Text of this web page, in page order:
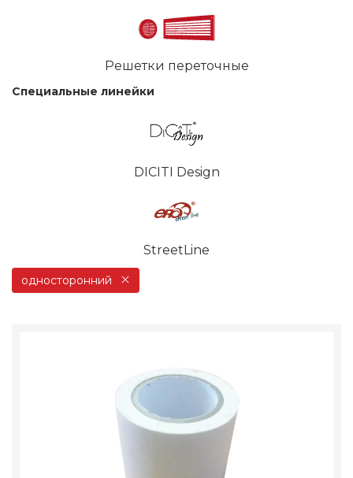
Решетки переточные
Специальные линейки
DICITI Design
StreetLine
односторонний